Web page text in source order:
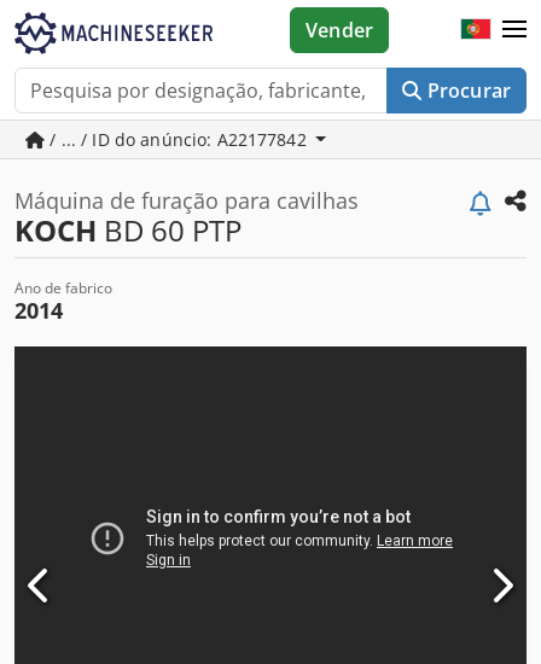
Procurar
Vender
/ ... / ID do anúncio: A22177842
Máquina de furação para cavilhas
KOCH BD 60 PTP
Ano de fabrico
2014